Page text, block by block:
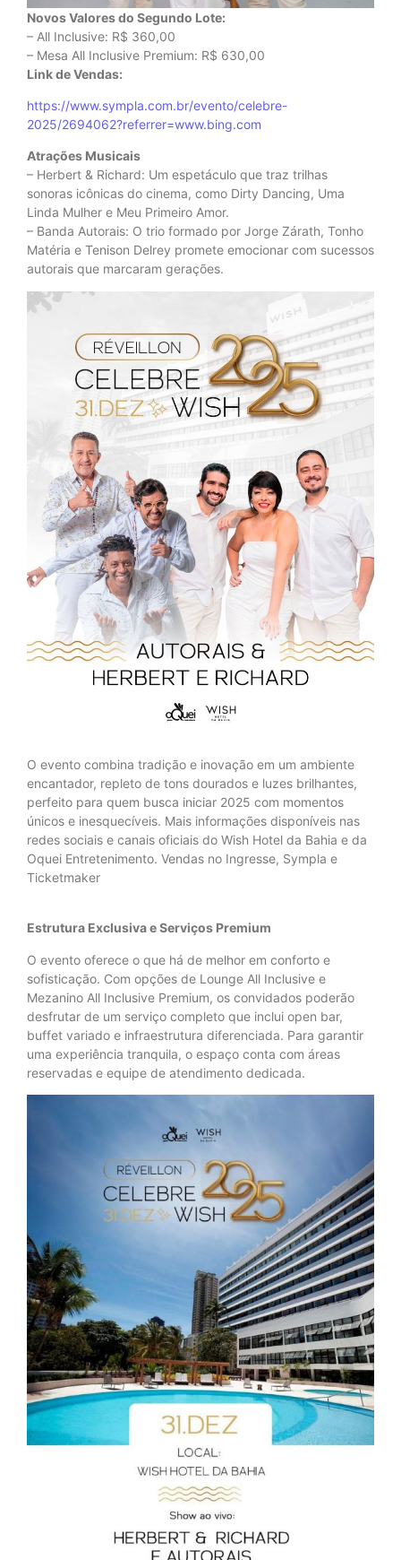
Novos Valores do Segundo Lote:
– All Inclusive: R$ 360,00
– Mesa All Inclusive Premium: R$ 630,00
Link de Vendas:
https://www.sympla.com.br/evento/celebre-
2025/2694062?referrer=www.bing.com
Atrações Musicais
– Herbert & Richard: Um espetáculo que traz trilhas
sonoras icônicas do cinema, como Dirty Dancing, Uma
Linda Mulher e Meu Primeiro Amor.
– Banda Autorais: O trio formado por Jorge Zárath, Tonho
Matéria e Tenison Delrey promete emocionar com sucessos
autorais que marcaram gerações.
O evento combina tradição e inovação em um ambiente
encantador, repleto de tons dourados e luzes brilhantes,
perfeito para quem busca iniciar 2025 com momentos
únicos e inesquecíveis. Mais informações disponíveis nas
redes sociais e canais oficiais do Wish Hotel da Bahia e da
Oquei Entretenimento. Vendas no Ingresse, Sympla e
Ticketmaker
Estrutura Exclusiva e Serviços Premium
O evento oferece o que há de melhor em conforto e
sofisticação. Com opções de Lounge All Inclusive e
Mezanino All Inclusive Premium, os convidados poderão
desfrutar de um serviço completo que inclui open bar,
buffet variado e infraestrutura diferenciada. Para garantir
uma experiência tranquila, o espaço conta com áreas
reservadas e equipe de atendimento dedicada.